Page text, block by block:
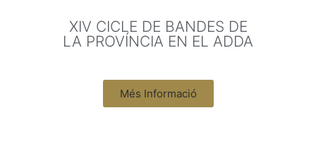
XIV CICLE DE BANDES DE
LA PROVÍNCIA EN EL ADDA
Més Informació